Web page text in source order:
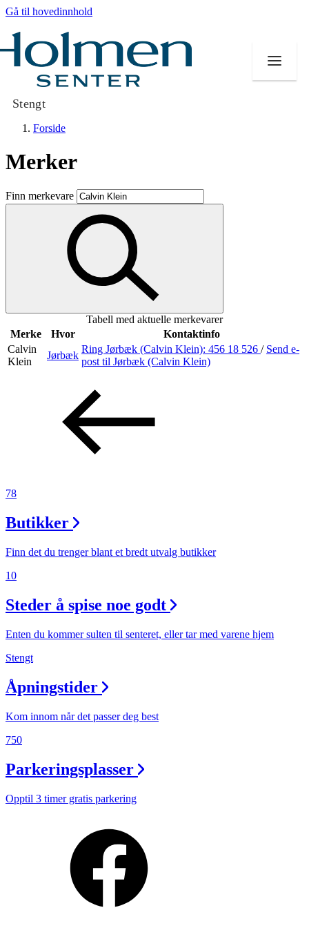
Gå til hovedinnhold
Stengt
Butikker
Mat og drikke
Aktiviteter
Inspirasjon
Åpningstider
Magasin
Gavekort
Forside
Merker
Finn merkevare
Tabell med aktuelle merkevarer
Merke
Hvor
Kontaktinfo
Calvin
Klein
Jørbæk
Ring Jørbæk (Calvin Klein): 456 18 526 / Send e-
post til Jørbæk (Calvin Klein)
78
Butikker
Finn det du trenger blant et bredt utvalg butikker
10
Steder å spise noe godt
Enten du kommer sulten til senteret, eller tar med varene hjem
Stengt
Åpningstider
Kom innom når det passer deg best
750
Parkeringsplasser
Opptil 3 timer gratis parkering